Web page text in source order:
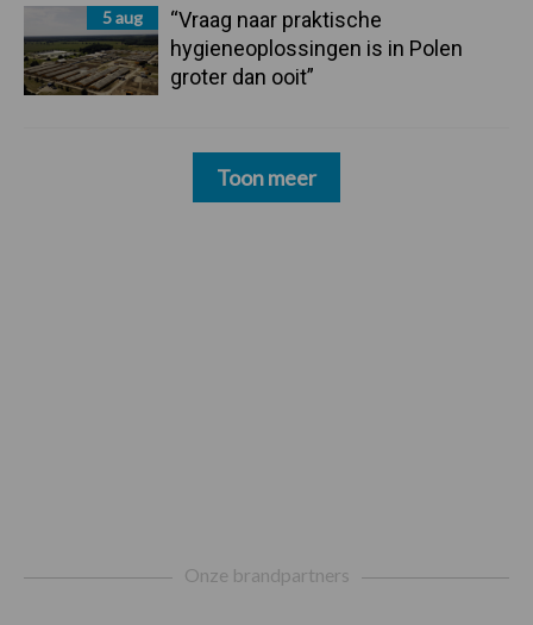
5 aug
“Vraag naar praktische
hygieneoplossingen is in Polen
groter dan ooit”
Toon meer
Onze brandpartners